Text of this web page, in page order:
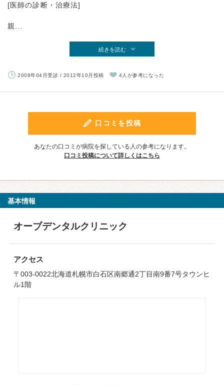
[医師の診断・治療法]
親...
続きを読む
2008年04月受診 / 2012年10月投稿 4人が参考になった
口コミを投稿
あなたの口コミが病院を探している人の参考になります。
口コミ投稿について詳しくはこちら
基本情報
オーブデンタルクリニック
アクセス
〒003-0022北海道札幌市白石区南郷通2丁目南9番7号タウンヒ
ル1階